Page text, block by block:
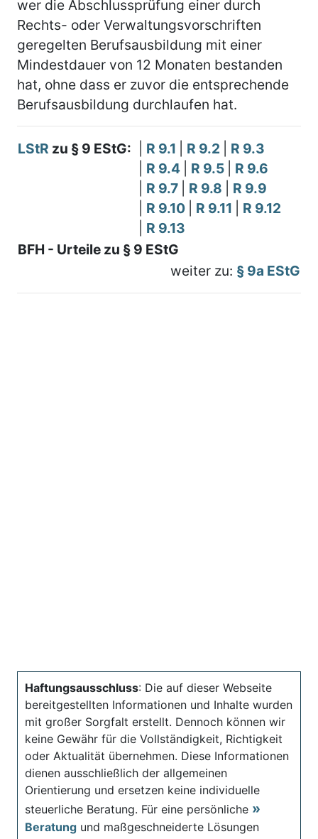
wer die Abschlussprüfung einer durch
Rechts- oder Verwaltungsvorschriften
geregelten Berufsausbildung mit einer
Mindestdauer von 12 Monaten bestanden
hat, ohne dass er zuvor die entsprechende
Berufsausbildung durchlaufen hat.
LStR zu § 9 EStG: R 9.1 R 9.2
R 9.3
R 9.4 R 9.5
R 9.6
R 9.7 R 9.8
R 9.9
R 9.10 R 9.11
R 9.12
R 9.13
BFH - Urteile zu § 9 EStG
weiter zu: § 9a EStG
Haftungsausschluss: Die auf dieser Webseite
bereitgestellten Informationen und Inhalte wurden
mit großer Sorgfalt erstellt. Dennoch können wir
keine Gewähr für die Vollständigkeit, Richtigkeit
oder Aktualität übernehmen. Diese Informationen
dienen ausschließlich der allgemeinen
Orientierung und ersetzen keine individuelle
steuerliche Beratung. Für eine persönliche
Beratung und maßgeschneiderte Lösungen